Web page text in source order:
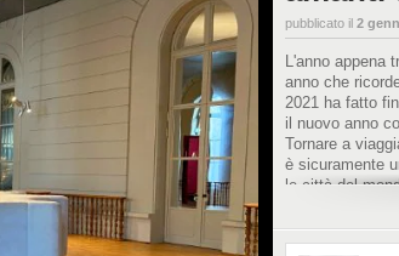
pubblicato il 2
L'anno appena
anno che
2021 ha fatto
il nuovo anno
Tornare a
è sicuramente
le città del
della
nonostante le